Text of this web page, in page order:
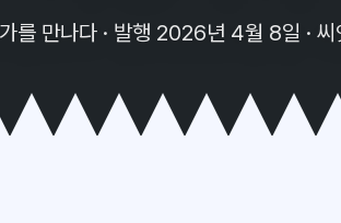
를 만나다 · 발행 2026년 4월 8일 · 씨